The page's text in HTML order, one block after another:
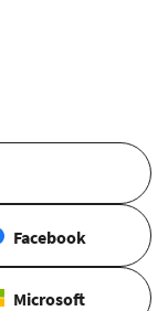
Facebook
Microsoft